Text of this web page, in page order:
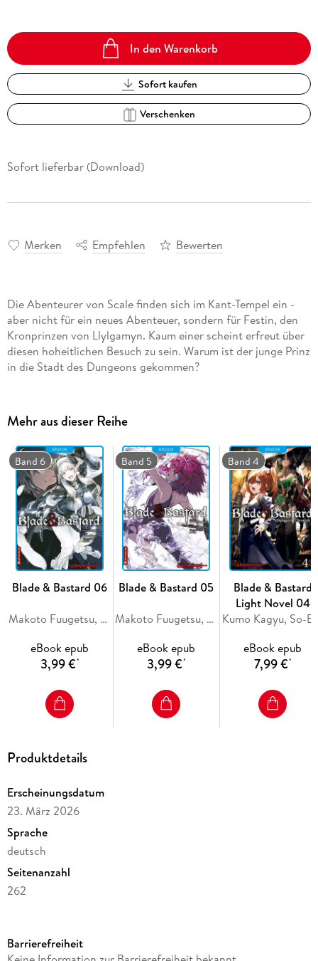
In den Warenkorb
Sofort kaufen
Verschenken
Sofort lieferbar (Download)
Merken Empfehlen Bewerten
Die Abenteurer von Scale finden sich im Kant-Tempel ein -
aber nicht für ein neues Abenteuer, sondern für Festin, den
Kronprinzen von Llylgamyn. Kaum einer scheint erfreut über
diesen hoheitlichen Besuch zu sein. Warum ist der junge Prinz
in die Stadt des Dungeons gekommen?
Mehr aus dieser Reihe
Band 6
Blade & Bastard 06
Makoto Fuugetsu, Kumo Kagyu, So-Bin
eBook epub
3,99 €*
Band 5
Blade & Bastard 05
Makoto Fuugetsu, Kumo Kagyu, So-Bin
eBook epub
3,99 €*
Band 4
Blade & Bastard
Light Novel 04
Kumo Kagyu, So-
eBook epub
7,99 €*
Produktdetails
Erscheinungsdatum
23. März 2026
Sprache
deutsch
Seitenanzahl
262
Altersempfehlung
Barrierefreiheit